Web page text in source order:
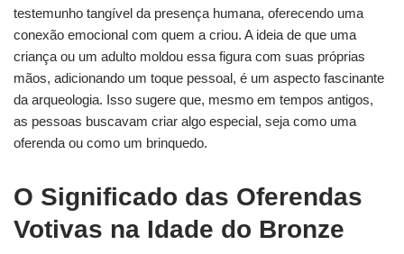
testemunho tangível da presença humana, oferecendo uma
conexão emocional com quem a criou. A ideia de que uma
criança ou um adulto moldou essa figura com suas próprias
mãos, adicionando um toque pessoal, é um aspecto fascinante
da arqueologia. Isso sugere que, mesmo em tempos antigos,
as pessoas buscavam criar algo especial, seja como uma
oferenda ou como um brinquedo.
O Significado das Oferendas
Votivas na Idade do Bronze